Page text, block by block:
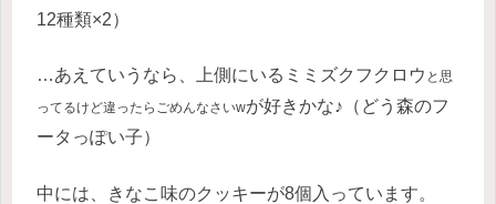
12種類×2）
…あえていうなら、上側にいるミミズクフクロウ と思
ってるけど違ったらごめんなさいwが好きかな♪（どう森のフ
ータっぽい子）
中には、きなこ味のクッキーが8個入っています。